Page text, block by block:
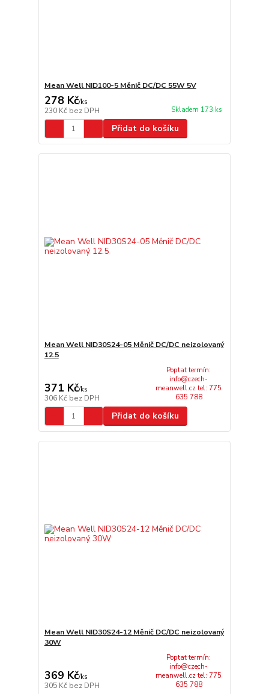
Mean Well NID100-5 Měnič DC/DC 55W 5V
278 Kč/ks
230 Kč bez DPH Skladem 173 ks
Přidat do košíku
Mean Well NID30S24-05 Měnič DC/DC neizolovaný
12.5
371 Kč/ks
306 Kč bez DPH
Poptat termín:
info@czech-
meanwell.cz tel: 775
635 788
Přidat do košíku
Mean Well NID30S24-12 Měnič DC/DC neizolovaný
30W
369 Kč/ks
305 Kč bez DPH
Poptat termín:
info@czech-
meanwell.cz tel: 775
635 788